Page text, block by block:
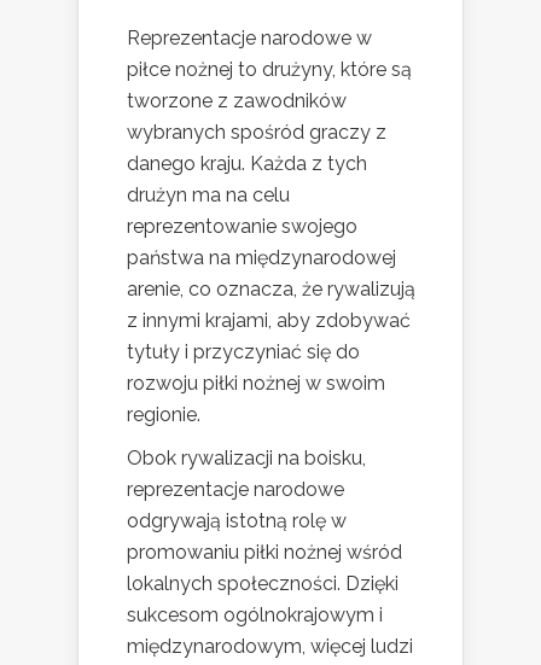
Reprezentacje narodowe w
piłce nożnej to drużyny, które są
tworzone z zawodników
wybranych spośród graczy z
danego kraju. Każda z tych
drużyn ma na celu
reprezentowanie swojego
państwa na międzynarodowej
arenie, co oznacza, że rywalizują
z innymi krajami, aby zdobywać
tytuły i przyczyniać się do
rozwoju piłki nożnej w swoim
regionie.
Obok rywalizacji na boisku,
reprezentacje narodowe
odgrywają istotną rolę w
promowaniu piłki nożnej wśród
lokalnych społeczności. Dzięki
sukcesom ogólnokrajowym i
międzynarodowym, więcej ludzi